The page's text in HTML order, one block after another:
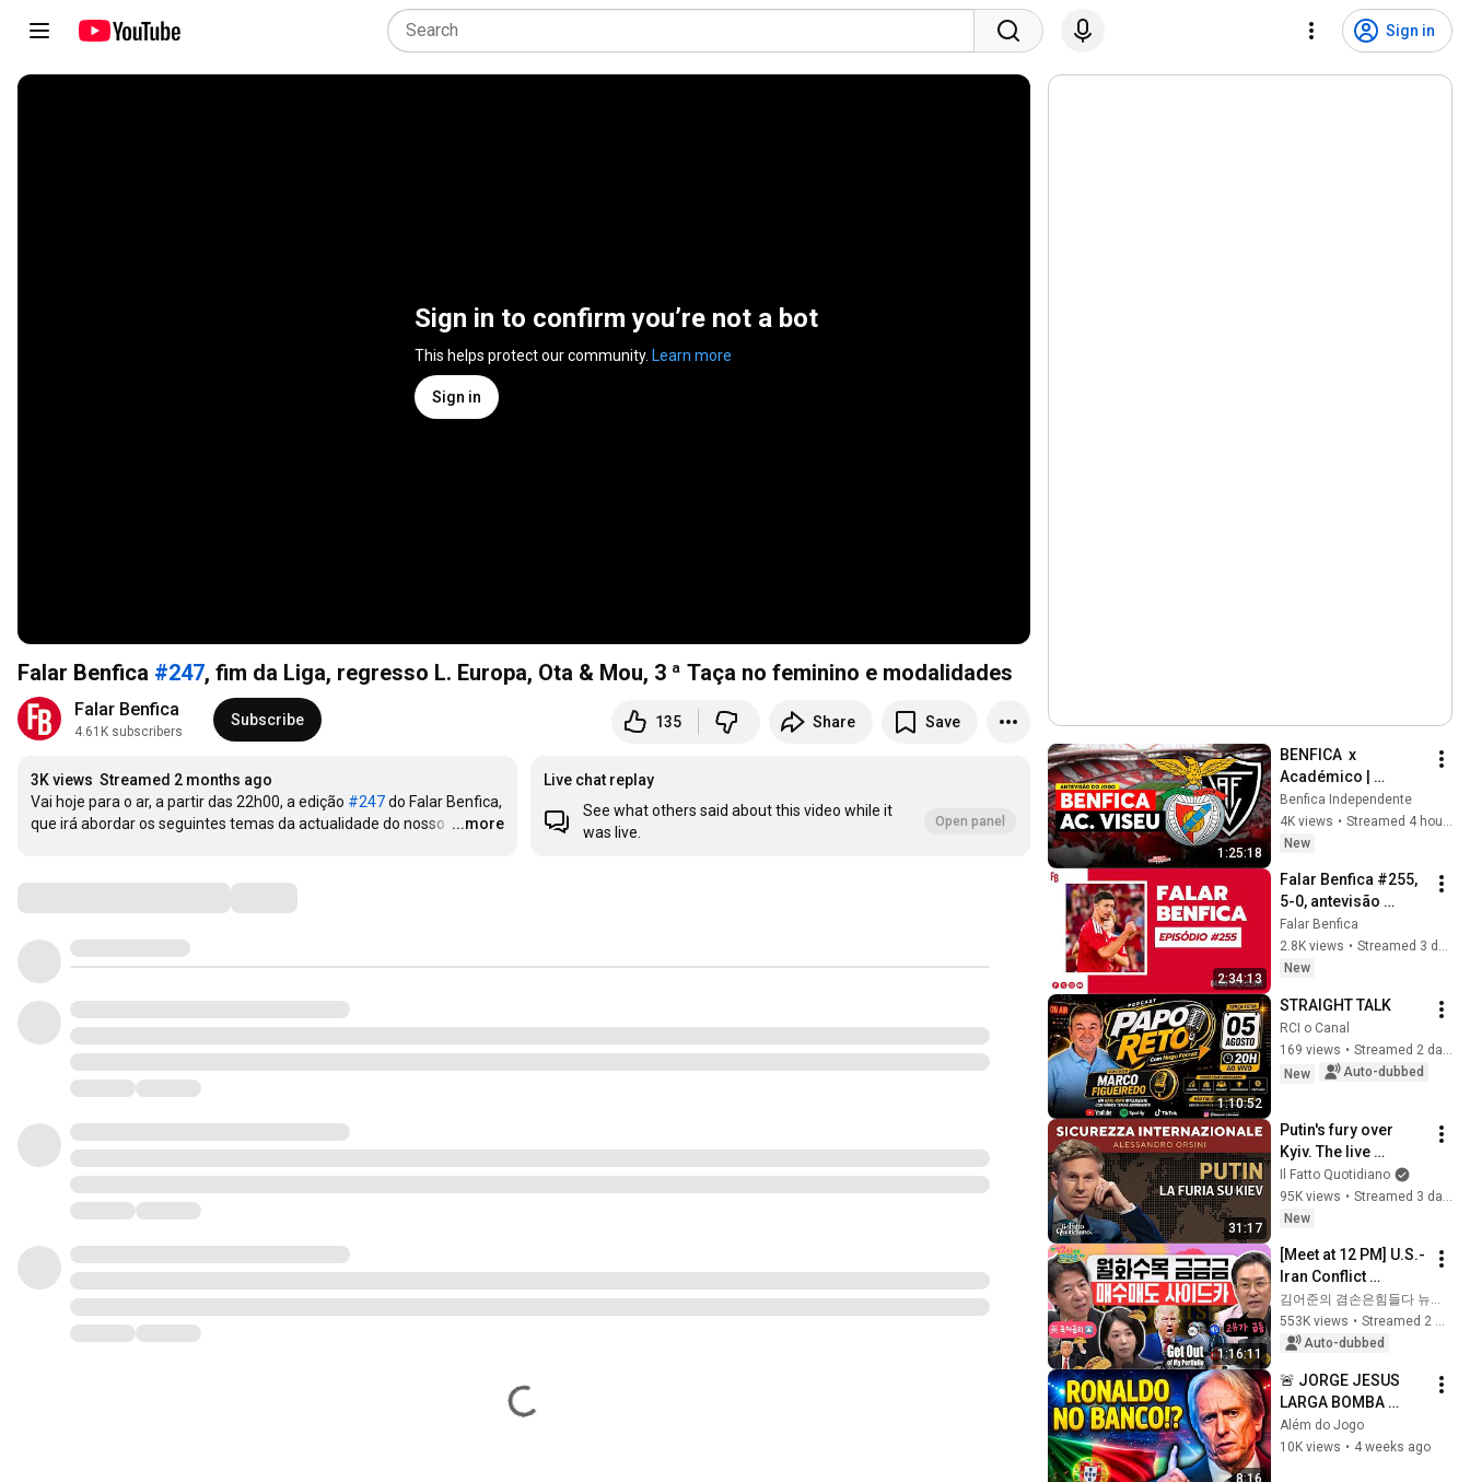
Sign in
Sign in to confirm you’re not a bot
This helps protect our community. Learn more
Sign in
Falar Benfica #247 , fim da Liga, regresso L. Europa, Ota & Mou, 3 ª Taça no feminino e modalidades
Falar Benfica
4.61K subscribers
Subscribe 135 Share Save
3K views Streamed 2 months ago
Vai hoje para o ar, a partir das 22h00, a edição #247 do Falar Benfica,
que irá abordar os seguintes temas da actualidade do nosso …
...more
Live chat replay
See what others said about this video while it
was live.
Open panel
1:25:18
BENFICA  x
Académico |
ANTEVISÃO J1
Benfica Independente
4K views •
Streamed 4 hours ago
New
2:34:13
Falar Benfica #255,
5-0, antevisão
Hearts, Liga e Ac.
Viseu, o mercado.
Falar Benfica
2.8K views •
Streamed 3 days ago
New
1:10:52
STRAIGHT TALK
RCI o Canal
169 views •
New
Auto-dubbed
31:17
Putin's fury over
Kyiv. The live
broadcast with
Alessandro Orsini
Il Fatto Quotidiano
95K views •
Streamed 3 days ago
New
1:16:11
[Meet at 12 PM] U.S.-
Iran Conflict
Reignited🫨 How
Will Surging Oil
Prices Shake Our
김어준의 겸손은힘들다 뉴스공장
553K views •
Streamed 2 weeks ago
Auto-dubbed
8:16
🚨 JORGE JESUS
LARGA BOMBA
SOBRE RONALDO!
Além do Jogo
10K views • 4 weeks ago